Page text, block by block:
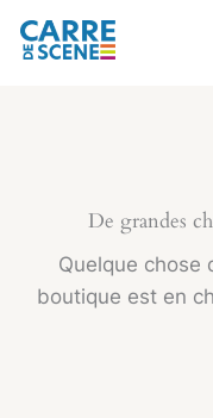
Aller
De grandes
Quelque chose
boutique est en